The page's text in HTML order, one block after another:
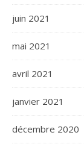
juin 2021
mai 2021
avril 2021
janvier 2021
décembre 2020